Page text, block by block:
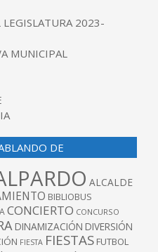
2023-
MUNICIPAL
DE
ALCALDE
BIBLIOBUS
CONCIERTO CONCURSO
DINAMIZACIÓN DIVERSIÓN
FIESTA FIESTAS FUTBOL